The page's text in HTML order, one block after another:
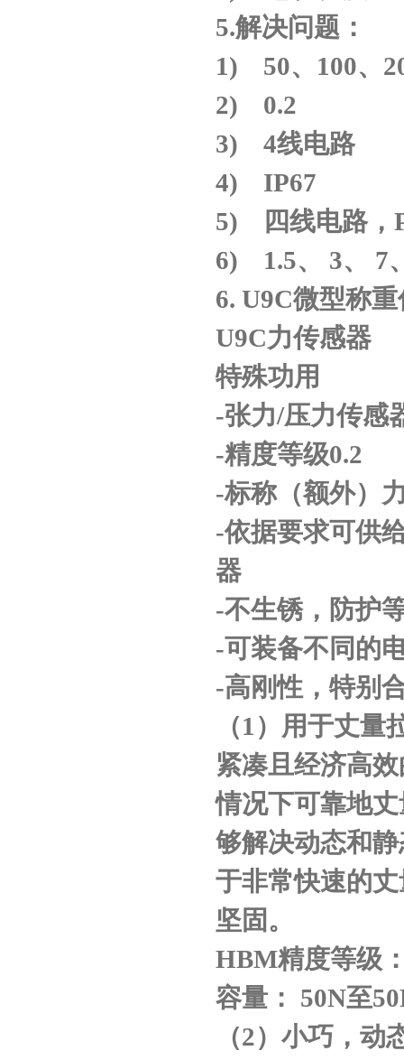
5.解决问题：
1) 50、 100、
2) 0.2
3) 4线电路
4) IP67
5)
四线电路，
6) 1.5、 3、 7
6. U9C微型称
U9C力传感器
特殊功用
-张力/压力传感
-精度等级0.2
-标称（额外）
-依据要求可供
器
-不生锈，防护
-可装备不同的
-高刚性，特别
（1）用于丈量
紧凑且经济高
情况下可靠地
够解决动态和
于非常快速的
坚固。
HBM精度等级
容量： 50N至
（2）小巧，动